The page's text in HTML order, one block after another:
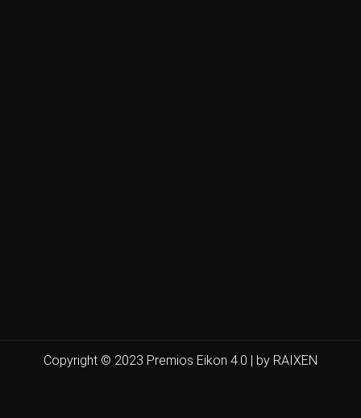
Copyright © 2023 Premios Eikon 4.0 | by RAIXEN